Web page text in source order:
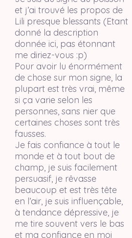
et j’ai trouvé les propos de
Lili presque blessants (Etant
donné la description
donnée ici, pas étonnant
me diriez-vous :p)
Pour avoir lu énormément
de chose sur mon signe, la
plupart est très vrai, même
si ça varie selon les
personnes, sans nier que
certaines choses sont très
fausses.
Je fais confiance à tout le
monde et à tout bout de
champ, je suis facilement
persuasif, je rêvasse
beaucoup et est très tête
en l’air, je suis influençable,
à tendance dépressive, je
me tire souvent vers le bas
et ma confiance en moi